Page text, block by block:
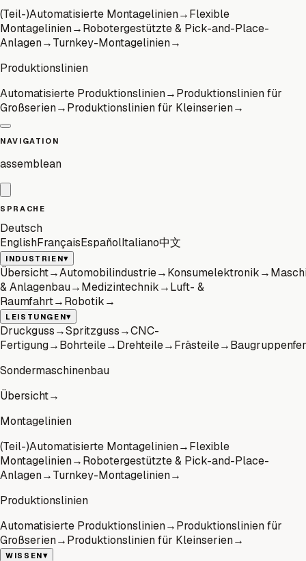
(Teil-)Automatisierte Montagelinien→Flexible
Montagelinien→Robotergestützte & Pick-and-Place-
Anlagen→Turnkey-Montagelinien→
Produktionslinien
Automatisierte Produktionslinien→Produktionslinien für
Großserien→Produktionslinien für Kleinserien→
NAVIGATION
assemblean
SPRACHE
Deutsch
EnglishFrançaisEspañolItaliano中文
INDUSTRIEN▾
Übersicht→Automobilindustrie→Konsumelektronik→
& Anlagenbau→Medizintechnik→Luft- &
Raumfahrt→Robotik→
LEISTUNGEN▾
Druckguss→Spritzguss→CNC-
Fertigung→Bohrteile→Drehteile→Frästeile→
Sondermaschinenbau
Übersicht→
Montagelinien
(Teil-)Automatisierte Montagelinien→Flexible
Montagelinien→Robotergestützte & Pick-and-Place-
Anlagen→Turnkey-Montagelinien→
Produktionslinien
Automatisierte Produktionslinien→Produktionslinien für
Großserien→Produktionslinien für Kleinserien→
WISSEN▾